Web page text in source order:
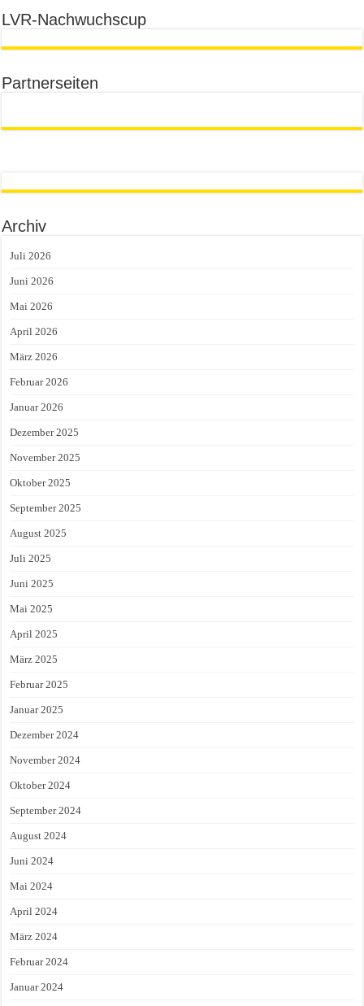
LVR-Nachwuchscup
Partnerseiten
Archiv
Juli 2026
Juni 2026
Mai 2026
April 2026
März 2026
Februar 2026
Januar 2026
Dezember 2025
November 2025
Oktober 2025
September 2025
August 2025
Juli 2025
Juni 2025
Mai 2025
April 2025
März 2025
Februar 2025
Januar 2025
Dezember 2024
November 2024
Oktober 2024
September 2024
August 2024
Juni 2024
Mai 2024
April 2024
März 2024
Februar 2024
Januar 2024